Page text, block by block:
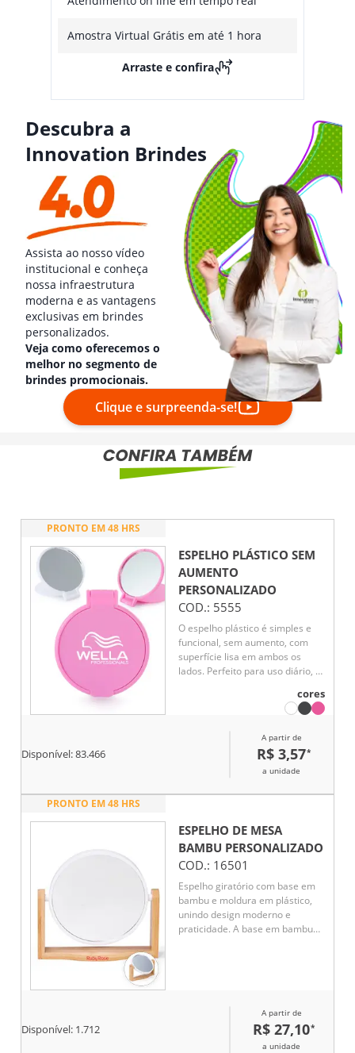
Amostra Virtual Grátis em até 1 hora
Arraste e confira
Descubra a
Innovation Brindes
Assista ao nosso vídeo
institucional e conheça
nossa infraestrutura
moderna e as vantagens
exclusivas em brindes
personalizados.
Veja como oferecemos o
melhor no segmento de
brindes promocionais.
Clique e surpreenda-se!
PRONTO EM 48 HRS
ESPELHO PLÁSTICO SEM
AUMENTO
PERSONALIZADO
COD.: 5555
O espelho plástico é simples e
funcional, sem aumento, com
superfície lisa em ambos os
lados. Perfeito para uso diário, é
cores
Disponível:83.466
A partir de
R$ 3,57*
a unidade
PRONTO EM 48 HRS
ESPELHO DE MESA
BAMBU PERSONALIZADO
COD.: 16501
Espelho giratório com base em
bambu e moldura em plástico,
unindo design moderno e
praticidade. A base em bambu
corporativos que valorizam
Disponível: 1.712
A partir de
R$ 27,10*
a unidade